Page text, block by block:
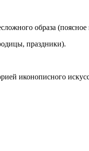
образа
праздники).
иконописного